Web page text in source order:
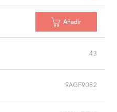
Añadir
43
9AGF9082